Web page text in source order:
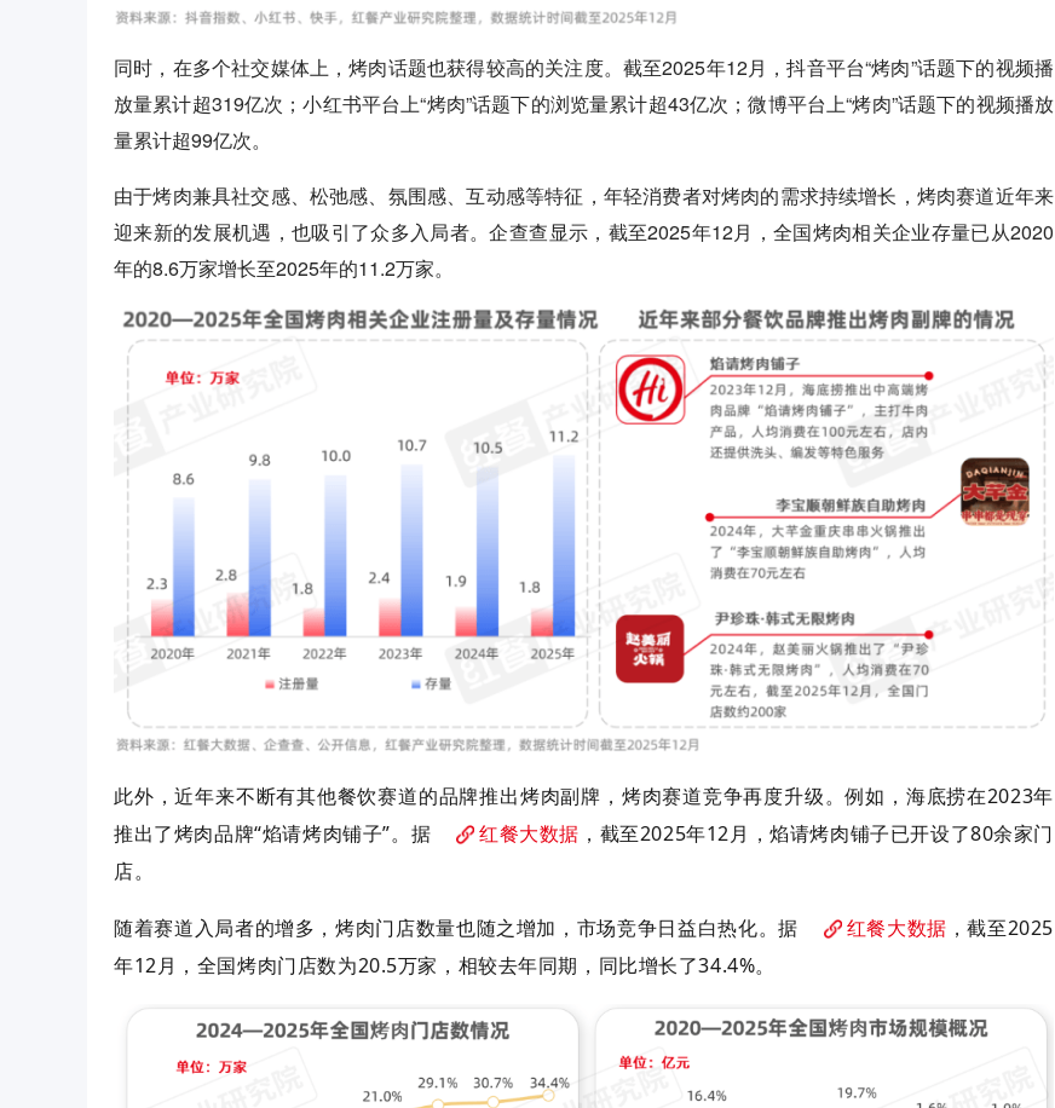
同时，在多个社交媒体上，烤肉话题也获得较高的关注度。截至2025年12月，抖音平台“烤肉”话题下的视频播
放量累计超319亿次；小红书平台上“烤肉”话题下的浏览量累计超43亿次；微博平台上“烤肉”话题下的视频播放
量累计超99亿次。
由于烤肉兼具社交感、松弛感、氛围感、互动感等特征，年轻消费者对烤肉的需求持续增长，烤肉赛道近年来
迎来新的发展机遇，也吸引了众多入局者。企查查显示，截至2025年12月，全国烤肉相关企业存量已从2020
年的8.6万家增长至2025年的11.2万家。
此外，近年来不断有其他餐饮赛道的品牌推出烤肉副牌，烤肉赛道竞争再度升级。例如，海底捞在2023年
推出了烤肉品牌“焰请烤肉铺子”。 据 红餐大数据 ，截至2025年12月，焰请烤肉铺子已开设了80余家门
店。
随着赛道入局者的增多，烤肉门店数量也随之增加，市场竞争日益白热化。据 红餐大数据 ，截至2025
年12月，全国烤肉门店数为20.5万家，相较去年同期，同比增长了34.4%。